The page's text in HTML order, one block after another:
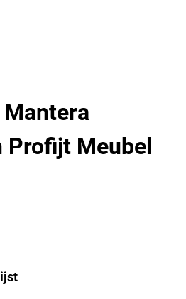
Profijt Meubel